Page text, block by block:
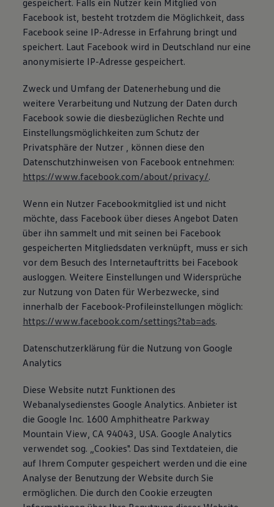
gespeichert. Falls ein Nutzer kein Mitglied von
Facebook ist, besteht trotzdem die Möglichkeit, dass
Facebook seine IP-Adresse in Erfahrung bringt und
speichert. Laut Facebook wird in Deutschland nur eine
anonymisierte IP-Adresse gespeichert.
Zweck und Umfang der Datenerhebung und die
weitere Verarbeitung und Nutzung der Daten durch
Facebook sowie die diesbezüglichen Rechte und
Einstellungsmöglichkeiten zum Schutz der
Privatsphäre der Nutzer , können diese den
Datenschutzhinweisen von Facebook entnehmen:
https://www.facebook.com/about/privacy/.
Wenn ein Nutzer Facebookmitglied ist und nicht
möchte, dass Facebook über dieses Angebot Daten
über ihn sammelt und mit seinen bei Facebook
gespeicherten Mitgliedsdaten verknüpft, muss er sich
vor dem Besuch des Internetauftritts bei Facebook
ausloggen. Weitere Einstellungen und Widersprüche
zur Nutzung von Daten für Werbezwecke, sind
innerhalb der Facebook-Profileinstellungen möglich:
https://www.facebook.com/settings?tab=ads.
Datenschutzerklärung für die Nutzung von Google
Analytics
Diese Website nutzt Funktionen des
Webanalysedienstes Google Analytics. Anbieter ist
die Google Inc. 1600 Amphitheatre Parkway
Mountain View, CA 94043, USA. Google Analytics
verwendet sog. „Cookies". Das sind Textdateien, die
auf Ihrem Computer gespeichert werden und die eine
Analyse der Benutzung der Website durch Sie
ermöglichen. Die durch den Cookie erzeugten